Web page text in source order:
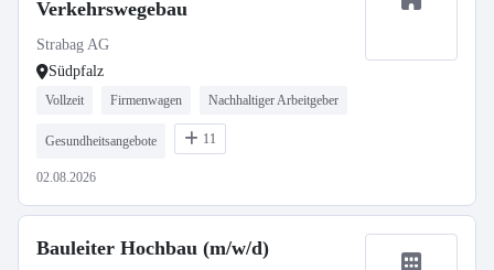
Verkehrswegebau
Strabag AG
Südpfalz
Vollzeit Firmenwagen Nachhaltiger Arbeitgeber
Gesundheitsangebote 11
02.08.2026
Bauleiter Hochbau (m/w/d)